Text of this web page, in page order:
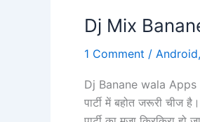
Dj Mix
1 Comment / Android,
Dj Banane wala Apps
पार्टी में बहोत जरूरी चीज